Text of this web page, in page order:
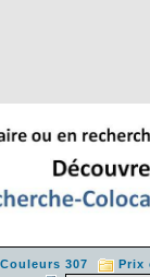
Couleurs 307 Prix